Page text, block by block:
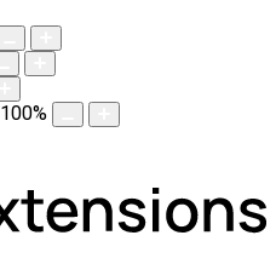
100%